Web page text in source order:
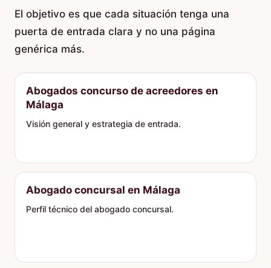
El objetivo es que cada situación tenga una
puerta de entrada clara y no una página
genérica más.
Abogados concurso de acreedores en
Málaga
Visión general y estrategia de entrada.
Abogado concursal en Málaga
Perfil técnico del abogado concursal.